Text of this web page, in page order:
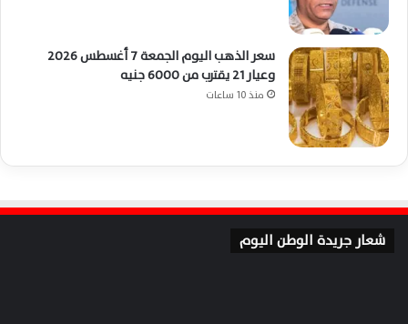
سعر الذهب اليوم الجمعة 7 أغسطس 2026
وعيار 21 يقترب من 6000 جنيه
منذ 10 ساعات
شعار جريدة الوطن اليوم